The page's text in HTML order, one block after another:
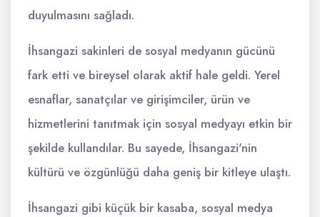
duyulmasını sağladı.
İhsangazi sakinleri de sosyal medyanın gücünü
fark etti ve bireysel olarak aktif hale geldi. Yerel
esnaflar, sanatçılar ve girişimciler, ürün ve
hizmetlerini tanıtmak için sosyal medyayı etkin bir
şekilde kullandılar. Bu sayede, İhsangazi'nin
kültürü ve özgünlüğü daha geniş bir kitleye ulaştı.
İhsangazi gibi küçük bir kasaba, sosyal medya